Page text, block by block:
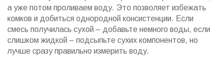
а уже потом проливаем воду. Это позволяет избежать
комков и добиться однородной консистенции. Если
смесь получилась сухой – добавьте немного воды, если
слишком жидкой – подсыпьте сухих компонентов, но
лучше сразу правильно измерить воду.